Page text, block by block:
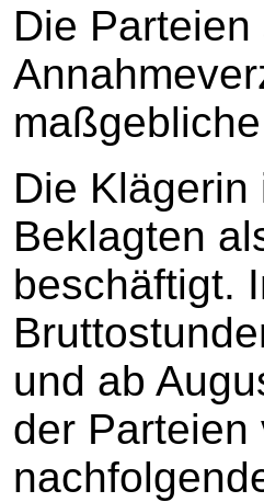
Die
Die
Beklagten
beschäftigt.
und ab
der Parteien